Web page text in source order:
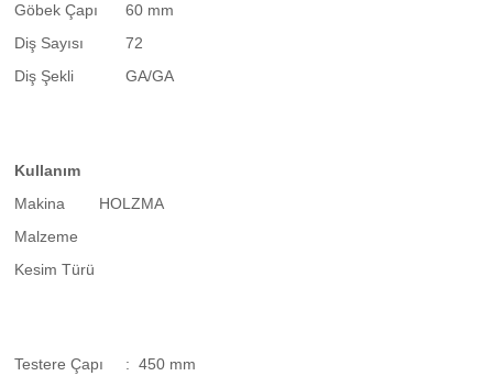
Göbek Çapı
60 mm
Diş Sayısı
72
Diş Şekli
GA/GA
Kullanım
Makina
HOLZMA
Malzeme
Kesim Türü
Testere Çapı
: 450 mm